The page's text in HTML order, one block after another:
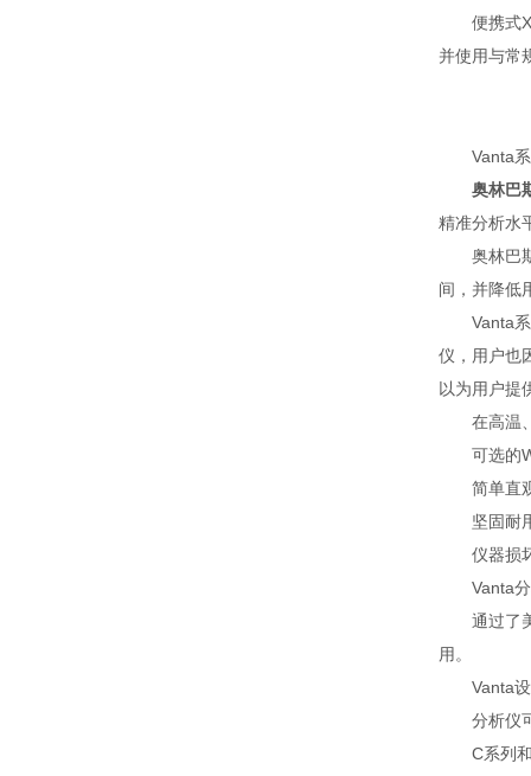
便携式
并使用与常
Vanta系
奥林巴
精准分析水
奥林巴斯
间，并降低
Vanta系列
仪，用户也
以为用户提
在高温、
可选的Wi-
简单直观
坚固耐
仪器损坏
Vanta分
通过了美
用。
Vanta设
分析仪可
C系列和M